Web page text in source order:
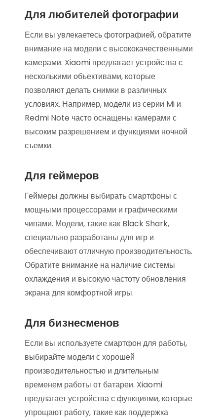
Для любителей фотографии
Если вы увлекаетесь фотографией, обратите
внимание на модели с высококачественными
камерами. Xiaomi предлагает устройства с
несколькими объективами, которые
позволяют делать снимки в различных
условиях. Например, модели из серии Mi и
Redmi Note часто оснащены камерами с
высоким разрешением и функциями ночной
съемки.
Для геймеров
Геймеры должны выбирать смартфоны с
мощными процессорами и графическими
чипами. Модели, такие как Black Shark,
специально разработаны для игр и
обеспечивают отличную производительность.
Обратите внимание на наличие системы
охлаждения и высокую частоту обновления
экрана для комфортной игры.
Для бизнесменов
Если вы используете смартфон для работы,
выбирайте модели с хорошей
производительностью и длительным
временем работы от батареи. Xiaomi
предлагает устройства с функциями, которые
упрощают работу, такие как поддержка